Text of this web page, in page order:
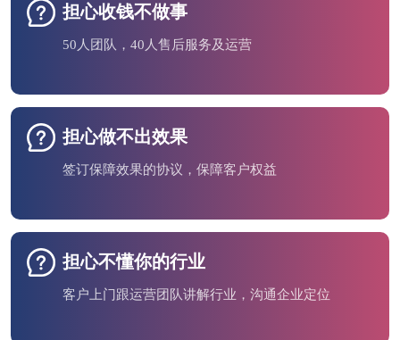
担心收钱不做事
50人团队，40人售后服务及运营
担心做不出效果
签订保障效果的协议，保障客户权益
担心不懂你的行业
客户上门跟运营团队讲解行业，沟通企业定位